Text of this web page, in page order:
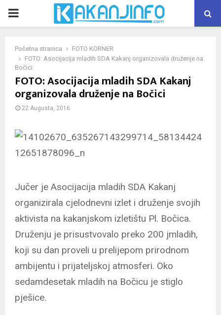
PRIMARY
Početna stranica
FOTO KORNER
FOTO: Asocijacija mladih SDA Kakanj organizovala druženje na
Bočici
FOTO: Asocijacija mladih SDA Kakanj
organizovala druženje na Bočici
22 Augusta, 2016
Jučer je Asocijacija mladih SDA Kakanj
organizirala cjelodnevni izlet i druženje svojih
aktivista na kakanjskom izletištu Pl. Bočica.
Druženju je prisustvovalo preko 200 jmladih,
koji su dan proveli u prelijepom prirodnom
ambijentu i prijateljskoj atmosferi. Oko
sedamdesetak mladih na Bočicu je stiglo
pješice.